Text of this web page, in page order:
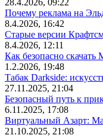
28.4.2026, 09:22
Почему реклама на
8.4.2026, 16:42
Старые версии
8.4.2026, 12:11
Как безопасно скачать
1.2.2026, 19:48
Табак Darkside:
27.11.2025, 21:04
Безопасный путь к
6.11.2025, 17:08
Виртуальный Азарт:
21.10.2025, 21:08